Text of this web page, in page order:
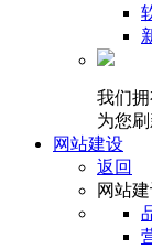
我们拥
为您
网站建设
返回
网站